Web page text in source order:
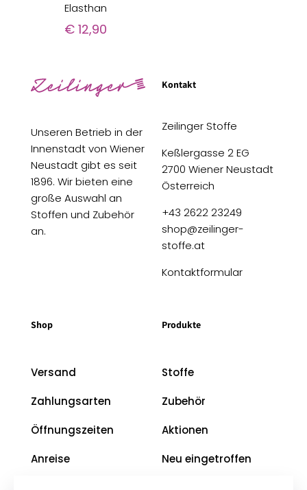
Elasthan
€12,90
Unseren Betrieb in der
Innenstadt von Wiener
Neustadt gibt es seit
1896. Wir bieten eine
große Auswahl an
Stoffen und Zubehör
an.
Kontakt
Zeilinger Stoffe
Keßlergasse 2 EG
2700 Wiener Neustadt
Österreich
+43 2622 23249
shop@zeilinger-
stoffe.at
Kontaktformular
Shop
Versand
Zahlungsarten
Öffnungszeiten
Anreise
Produkte
Stoffe
Zubehör
Aktionen
Neu eingetroffen